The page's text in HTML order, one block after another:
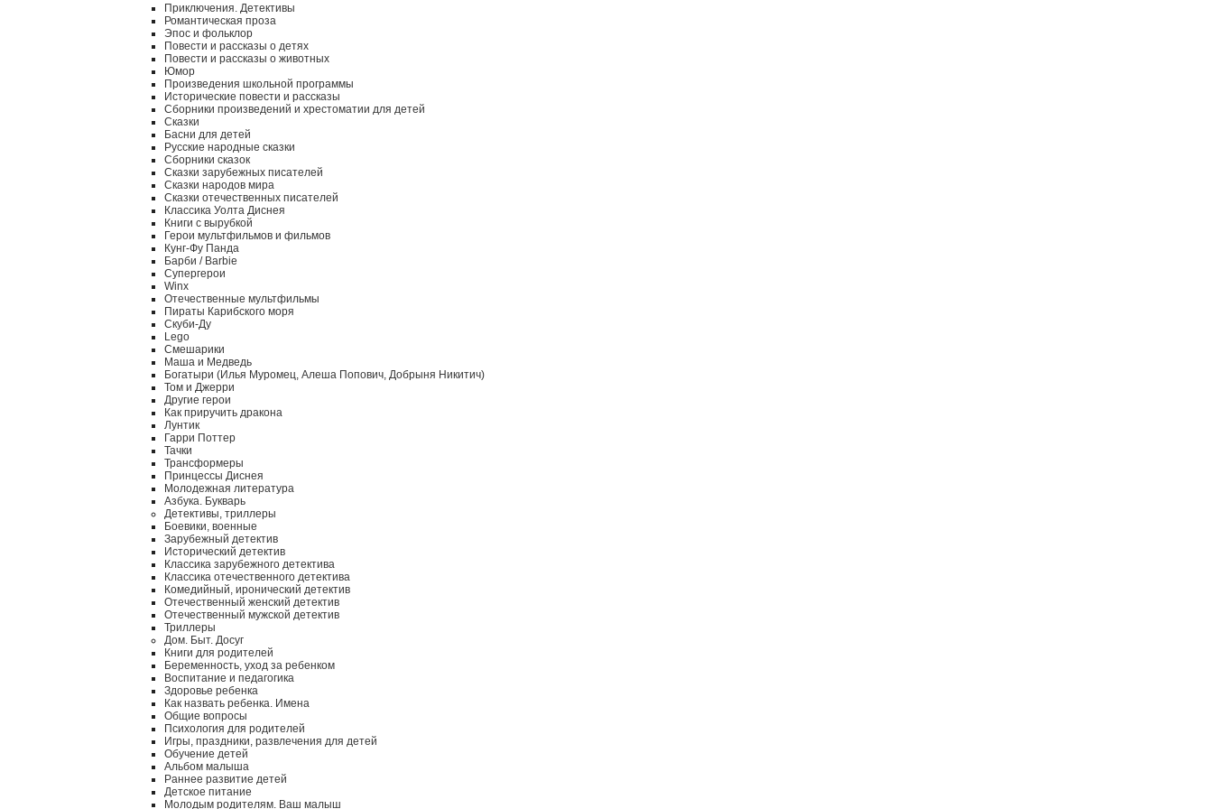
Приключения. Детективы
Романтическая проза
Эпос и фольклор
Повести и рассказы о детях
Повести и рассказы о животных
Юмор
Произведения школьной программы
Исторические повести и рассказы
Сборники произведений и хрестоматии для детей
Сказки
Басни для детей
Русские народные сказки
Сборники сказок
Сказки зарубежных писателей
Сказки народов мира
Сказки отечественных писателей
Классика Уолта Диснея
Книги с вырубкой
Герои мультфильмов и фильмов
Кунг-Фу Панда
Барби / Barbie
Супергерои
Winx
Отечественные мультфильмы
Пираты Карибского моря
Скуби-Ду
Lego
Смешарики
Маша и Медведь
Богатыри (Илья Муромец, Алеша Попович, Добрыня Никитич)
Том и Джерри
Другие герои
Как приручить дракона
Лунтик
Гарри Поттер
Тачки
Трансформеры
Принцессы Диснея
Молодежная литература
Азбука. Букварь
Детективы, триллеры
Боевики, военные
Зарубежный детектив
Исторический детектив
Классика зарубежного детектива
Классика отечественного детектива
Комедийный, иронический детектив
Отечественный женский детектив
Отечественный мужской детектив
Триллеры
Дом. Быт. Досуг
Книги для родителей
Беременность, уход за ребенком
Воспитание и педагогика
Здоровье ребенка
Как назвать ребенка. Имена
Общие вопросы
Психология для родителей
Игры, праздники, развлечения для детей
Обучение детей
Альбом малыша
Раннее развитие детей
Детское питание
Молодым родителям. Ваш малыш